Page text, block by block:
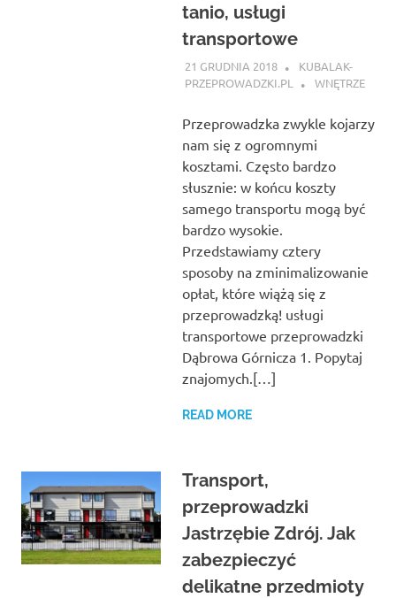
tanio, usługi
transportowe
21 GRUDNIA 2018
KUBALAK-
PRZEPROWADZKI.PL
WNĘTRZE
Przeprowadzka zwykle kojarzy
nam się z ogromnymi
kosztami. Często bardzo
słusznie: w końcu koszty
samego transportu mogą być
bardzo wysokie.
Przedstawiamy cztery
sposoby na zminimalizowanie
opłat, które wiążą się z
przeprowadzką! usługi
transportowe przeprowadzki
Dąbrowa Górnicza 1. Popytaj
znajomych.[…]
READ MORE
Transport,
przeprowadzki
Jastrzębie Zdrój. Jak
zabezpieczyć
delikatne przedmioty